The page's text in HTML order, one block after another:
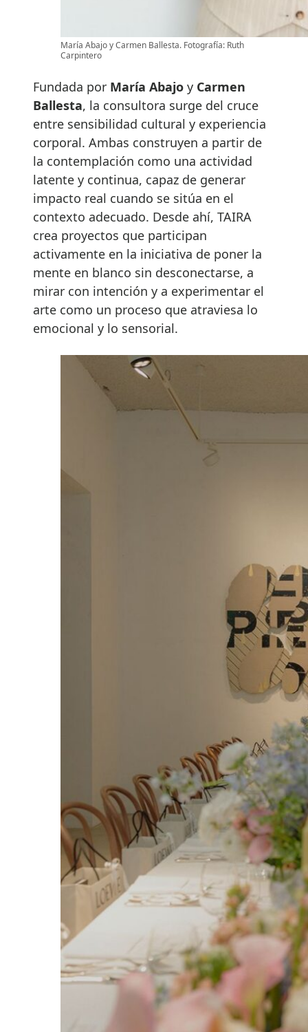
María Abajo y Carmen Ballesta. Fotografía: Ruth
Carpintero
Fundada por María Abajo y Carmen
Ballesta, la consultora surge del cruce
entre sensibilidad cultural y experiencia
corporal. Ambas construyen a partir de
la contemplación como una actividad
latente y continua, capaz de generar
impacto real cuando se sitúa en el
contexto adecuado. Desde ahí, TAIRA
crea proyectos que participan
activamente en la iniciativa de poner la
mente en blanco sin desconectarse, a
mirar con intención y a experimentar el
arte como un proceso que atraviesa lo
emocional y lo sensorial.